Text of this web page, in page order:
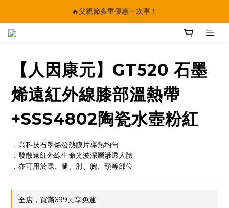
🔥父親節多重優惠一次享！
🔥父親節多重優惠一次享！
🔥父親節多重優惠一次享！
【人因康元】GT520 石墨
烯遠紅外線膝部溫熱帶
+SSS4802陶瓷水壺粉紅
．高科技石墨烯發熱膜片導熱均勻
．發散遠紅外線生命光波深層滲透人體
．亦可用於踝、腿、肘、腕、頸等部位
全店，買滿699元享免運